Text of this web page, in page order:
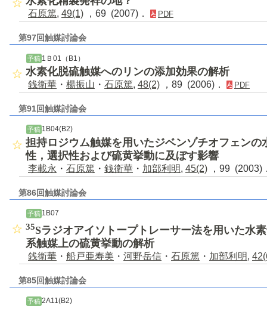
石原篤, 49(1) ，69 (2007)． PDF
第97回触媒討論会
予稿 1Ｂ01（B1）
水素化脱硫触媒へのリンの添加効果の解析
銭衛華 ・ 楊振山 ・ 石原篤, 48(2) ，89 (2006)． PDF
第91回触媒討論会
予稿 1B04(B2)
担持ロジウム触媒を用いたジベンゾチオフェンの
性，選択性および硫黄挙動に及ぼす影響
李載永 ・ 石原篤 ・ 銭衛華 ・ 加部利明, 45(2) ，99 (2003)
第86回触媒討論会
予稿 1B07
35Sラジオアイソトープトレーサー法を用いた水
系触媒上の硫黄挙動の解析
銭衛華 ・ 船戸亜寿美 ・ 河野岳信 ・ 石原篤 ・ 加部利明,
第85回触媒討論会
予稿 2A11(B2)